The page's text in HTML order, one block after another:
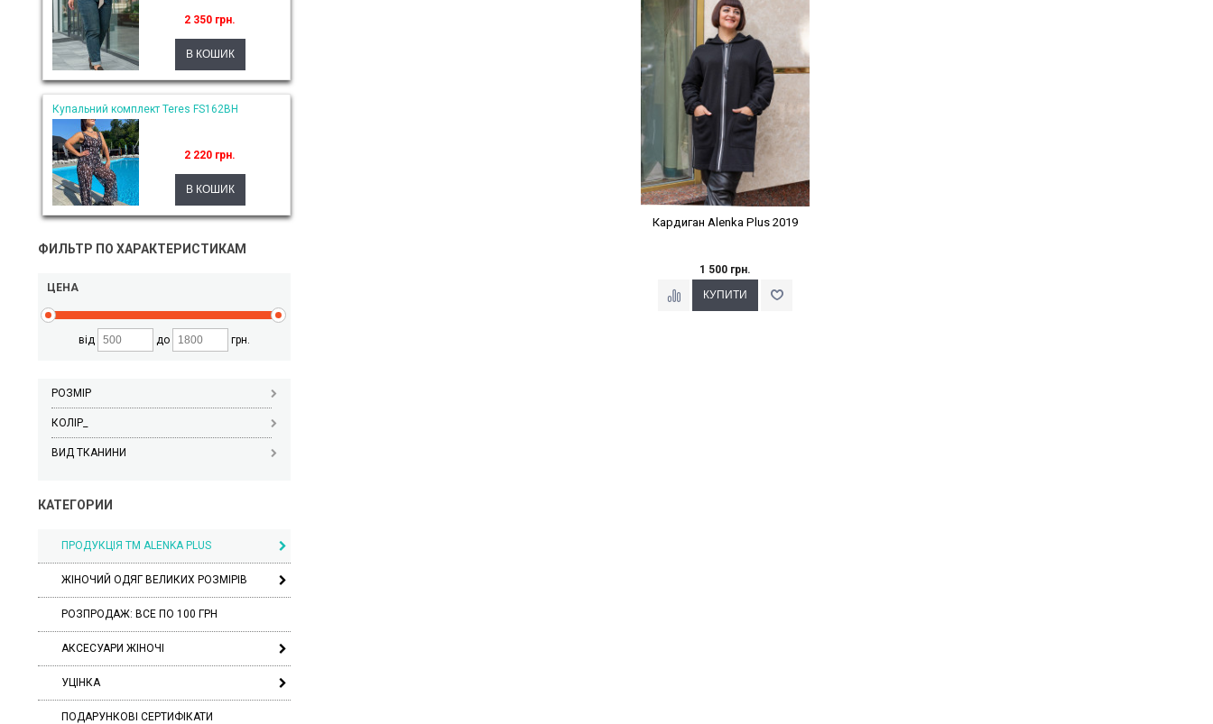
2 350 грн.
Купальний комплект Teres FS162BH
2 220 грн.
ФИЛЬТР ПО ХАРАКТЕРИСТИКАМ
ЦЕНА
від до грн.
РОЗМІР
КОЛІР_
ВИД ТКАНИНИ
КАТЕГОРИИ
ПРОДУКЦІЯ ТМ ALENKA PLUS
ЖІНОЧИЙ ОДЯГ ВЕЛИКИХ РОЗМІРІВ
РОЗПРОДАЖ: ВСЕ ПО 100 ГРН
АКСЕСУАРИ ЖІНОЧІ
УЦІНКА
ПОДАРУНКОВІ СЕРТИФІКАТИ
Кардиган Alenka Plus 2019
1 500 грн.